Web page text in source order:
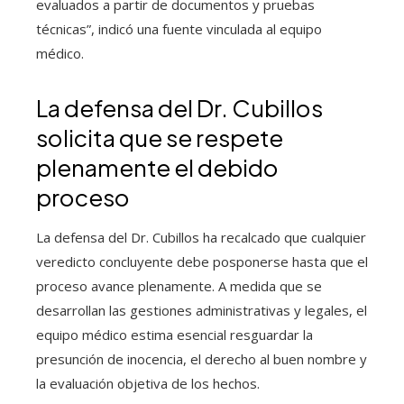
evaluados a partir de documentos y pruebas
técnicas”, indicó una fuente vinculada al equipo
médico.
La defensa del Dr. Cubillos
solicita que se respete
plenamente el debido
proceso
La defensa del Dr. Cubillos ha recalcado que cualquier
veredicto concluyente debe posponerse hasta que el
proceso avance plenamente. A medida que se
desarrollan las gestiones administrativas y legales, el
equipo médico estima esencial resguardar la
presunción de inocencia, el derecho al buen nombre y
la evaluación objetiva de los hechos.